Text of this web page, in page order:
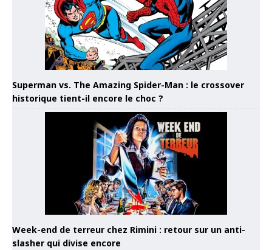
Superman vs. The Amazing Spider-Man : le crossover
historique tient-il encore le choc ?
Week-end de terreur chez Rimini : retour sur un anti-
slasher qui divise encore